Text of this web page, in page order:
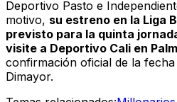
Deportivo Pasto e
motivo, su estreno en la Liga
previsto para la quinta
visite a Deportivo Cali en
confirmación oficial de la
Dimayor.